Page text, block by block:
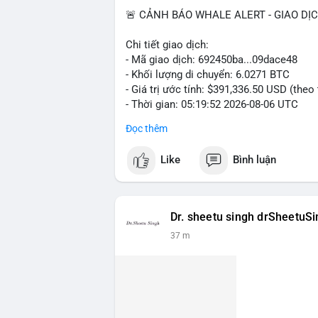
🚨 CẢNH BÁO WHALE ALERT - GIAO
Chi tiết giao dịch:
- Mã giao dịch: 692450ba...09dace48
- Khối lượng di chuyển: 6.0271 BTC
- Giá trị ước tính: $391,336.50 USD (theo
- Thời gian: 05:19:52 2026-08-06 UTC
Nhận định phân tích hành vi của Cá voi
chuyển một cụm BTC lớn trong thời
đang tái phân bổ tài sản, có thể là bước
cho nhà đầu tư nhỏ lẻ, khi dòng tiền
hạn.
Đọc thêm
Like Bình luận
Dr. sheetu singh
37 m